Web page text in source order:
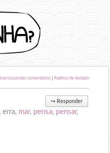
esconder comentários| Atalhos de teclado
↪ Responder
erra, mar, pensa, pensar,